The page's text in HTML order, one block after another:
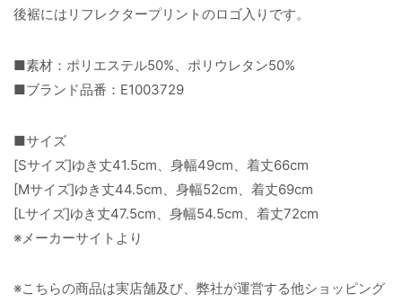
後裾にはリフレクタープリントのロゴ入りです。
■素材：ポリエステル50%、ポリウレタン50%
■ブランド品番：E1003729
■サイズ
[Sサイズ]ゆき丈41.5cm、身幅49cm、着丈66cm
[Mサイズ]ゆき丈44.5cm、身幅52cm、着丈69cm
[Lサイズ]ゆき丈47.5cm、身幅54.5cm、着丈72cm
※メーカーサイトより
※こちらの商品は実店舗及び、弊社が運営する他ショッピング